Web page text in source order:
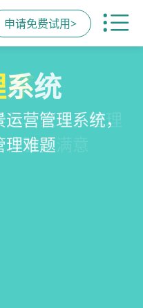
申请免费试用>
阵，帮助教育机
级增长
、家长，管理
验更满意
系统
营管理系统，
理难题